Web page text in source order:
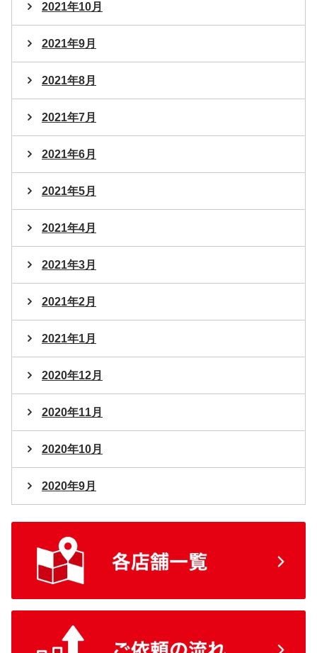
2021年10月
2021年9月
2021年8月
2021年7月
2021年6月
2021年5月
2021年4月
2021年3月
2021年2月
2021年1月
2020年12月
2020年11月
2020年10月
2020年9月